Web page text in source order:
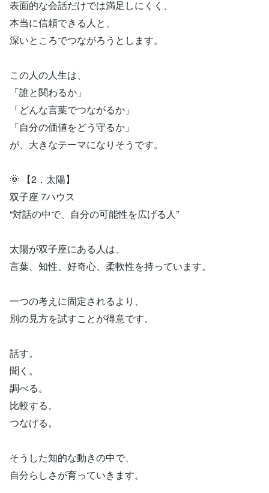
表面的な会話だけでは満足しにくく、
本当に信頼できる人と、
深いところでつながろうとします。
この人の人生は、
「誰と関わるか」
「どんな言葉でつながるか」
「自分の価値をどう守るか」
が、大きなテーマになりそうです。
🌞 【2．太陽】
双子座 7ハウス
“対話の中で、自分の可能性を広げる人”
太陽が双子座にある人は、
言葉、知性、好奇心、柔軟性を持っています。
一つの考えに固定されるより、
別の見方を試すことが得意です。
話す。
聞く。
調べる。
比較する。
つなげる。
そうした知的な動きの中で、
自分らしさが育っていきます。